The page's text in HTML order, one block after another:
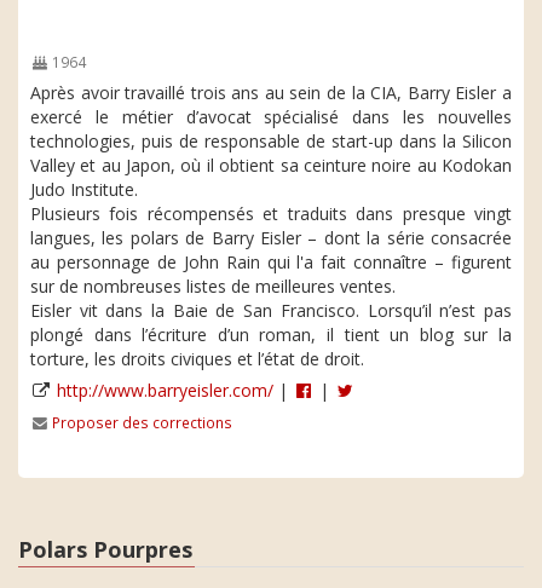
1964
Après avoir travaillé trois ans au sein de la CIA, Barry Eisler a
exercé le métier d’avocat spécialisé dans les nouvelles
technologies, puis de responsable de start-up dans la Silicon
Valley et au Japon, où il obtient sa ceinture noire au Kodokan
Judo Institute.
Plusieurs fois récompensés et traduits dans presque vingt
langues, les polars de Barry Eisler – dont la série consacrée
au personnage de John Rain qui l'a fait connaître – figurent
sur de nombreuses listes de meilleures ventes.
Eisler vit dans la Baie de San Francisco. Lorsqu’il n’est pas
plongé dans l’écriture d’un roman, il tient un blog sur la
torture, les droits civiques et l’état de droit.
http://www.barryeisler.com/ | |
Proposer des corrections
Polars Pourpres